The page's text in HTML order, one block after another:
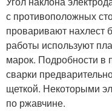
с противоположных
проваривают
работы используют
марок. Подробности в
сварки
щеткой. Некоторыми
по ржавчине.